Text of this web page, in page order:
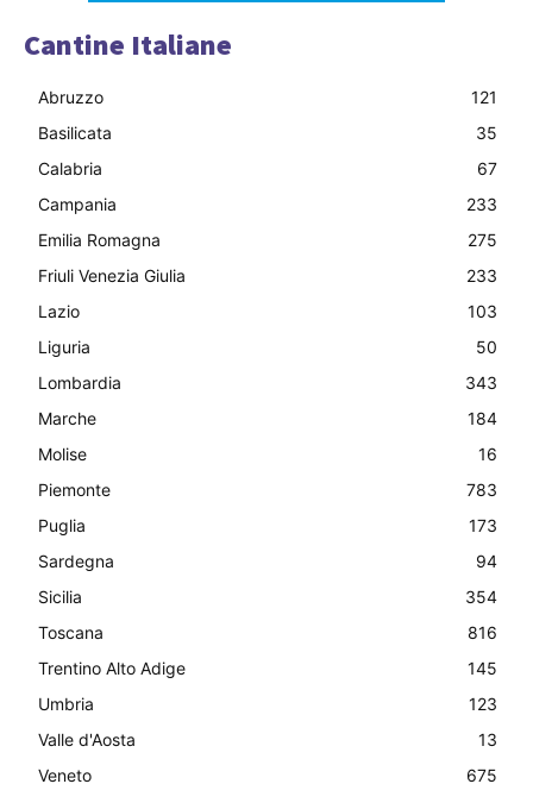
Cantine Italiane
Abruzzo
121
Basilicata
35
Calabria
67
Campania
233
Emilia Romagna
275
Friuli Venezia Giulia
233
Lazio
103
Liguria
50
Lombardia
343
Marche
184
Molise
16
Piemonte
783
Puglia
173
Sardegna
94
Sicilia
354
Toscana
816
Trentino Alto Adige
145
Umbria
123
Valle d'Aosta
13
Veneto
675